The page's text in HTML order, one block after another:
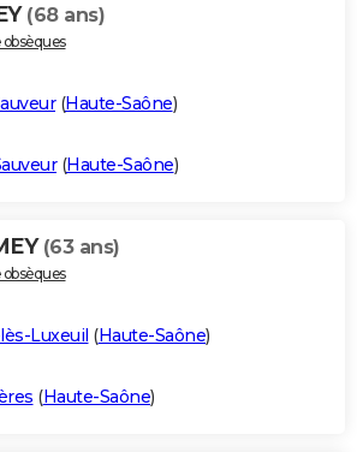
(68 ans)
(Haute-Saône)
(Haute-Saône)
(63 ans)
Luxeuil (Haute-Saône)
(Haute-Saône)